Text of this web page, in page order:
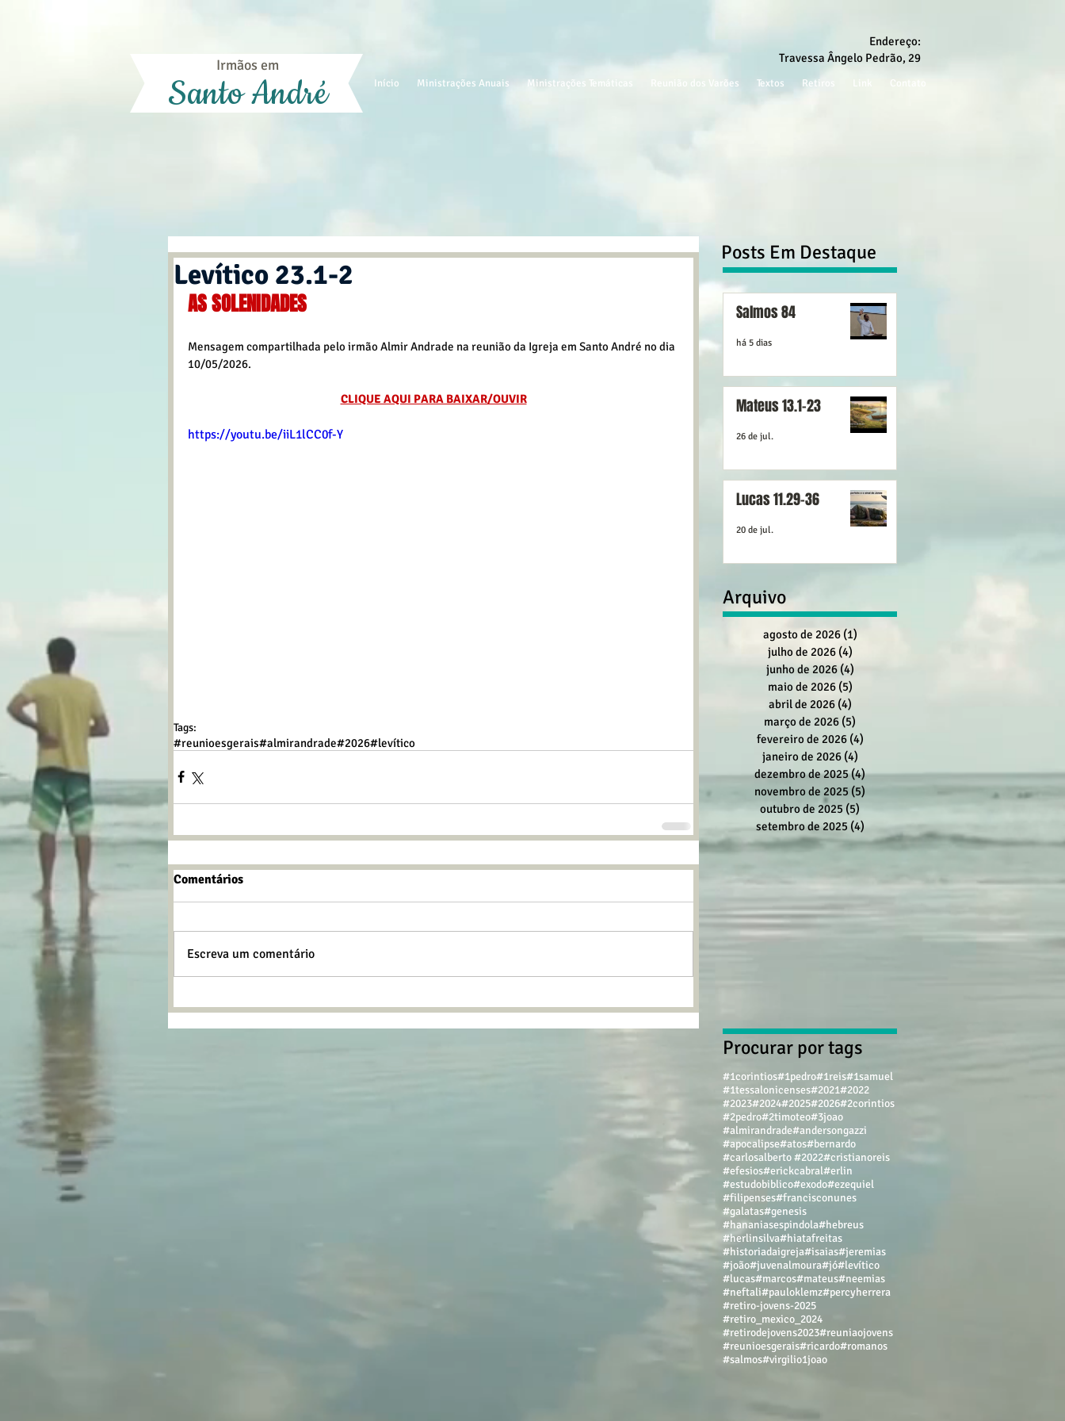
Início Ministrações Anuais Ministrações Temáticas Reunião dos Varões Textos Retiros Contato
Endereço:
Travessa Ângelo Pedrão, 29
Irmãos em
Santo André
Levítico 23.1-2
AS SOLENIDADES
Mensagem compartilhada pelo irmão Almir Andrade na reunião da Igreja em Santo André no dia
10/05/2026.
CLIQUE AQUI PARA BAIXAR/OUVIR
https://youtu.be/iiL1lCC0f-Y
Tags:
#reunioesgerais#almirandrade#2026#levítico
Comentários
Escreva um comentário
Posts Em Destaque
Salmos 84
há 5 dias
Mateus 13.1-23
26 de jul.
Lucas 11.29-36
20 de jul.
Arquivo
agosto de 2026 (1)
julho de 2026 (4)
junho de 2026 (4)
maio de 2026 (5)
abril de 2026 (4)
março de 2026 (5)
fevereiro de 2026 (4)
janeiro de 2026 (4)
dezembro de 2025(4)4 posts
novembro de 2025 (5)
outubro de 2025 (5)
setembro de 2025 (4) 4 posts
Procurar por tags
#1corintios#1pedro#1reis#1samuel
#1tessalonicenses#2021#2022
#2023#2024#2025#2026#2corintios
#2pedro#2timoteo#3joao
#almirandrade#andersongazzi
#apocalipse#atos#bernardo
#carlosalberto #2022#cristianoreis
#efesios#erickcabral#erlin
#estudobiblico#exodo#ezequiel
#filipenses#francisconunes
#galatas#genesis
#hananiasespindola#hebreus
#herlinsilva#hiatafreitas
#historiadaigreja#isaias#jeremias
#joão#juvenalmoura#jó#levítico
#lucas#marcos#mateus#neemias
#neftali#pauloklemz#percyherrera
#retiro-jovens-2025
#retiro_mexico_2024
#retirodejovens2023#reuniaojovens
#reunioesgerais#ricardo#romanos
#salmos#virgilio1joao